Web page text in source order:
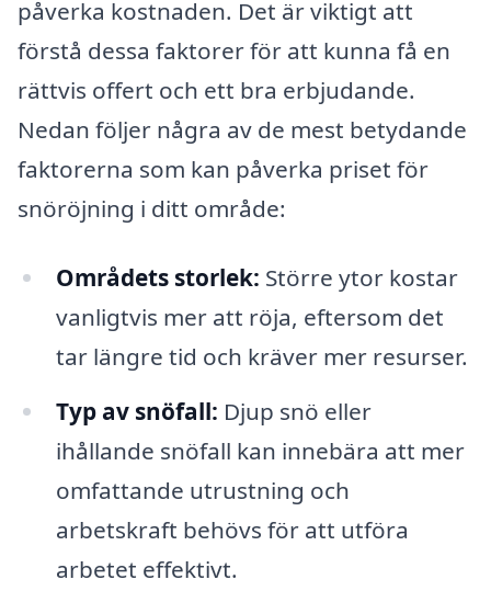
påverka kostnaden. Det är viktigt att
förstå dessa faktorer för att kunna få en
rättvis offert och ett bra erbjudande.
Nedan följer några av de mest betydande
faktorerna som kan påverka priset för
snöröjning i ditt område:
Områdets storlek: Större ytor kostar
vanligtvis mer att röja, eftersom det
tar längre tid och kräver mer resurser.
Typ av snöfall: Djup snö eller
ihållande snöfall kan innebära att mer
omfattande utrustning och
arbetskraft behövs för att utföra
arbetet effektivt.